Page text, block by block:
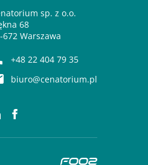
sp. z o.o.
68
672 Warszawa
+48 22 404 79 35
biuro@cenatorium.pl